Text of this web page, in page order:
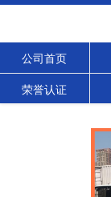
公司首页
荣誉认证